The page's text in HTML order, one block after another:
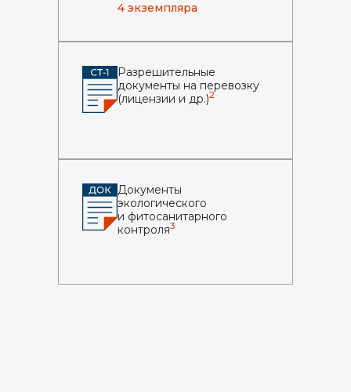
4 экземпляра
Разрешительные
документы на перевозку
(лицензии и др.)2
Документы
экологического
и фитосанитарного
контроля3